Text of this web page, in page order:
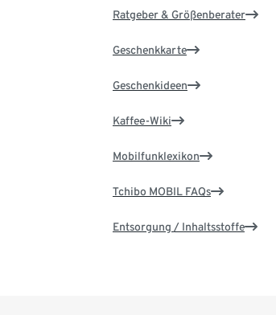
Ratgeber & Größenberater
Geschenkkarte
Geschenkideen
Kaffee-Wiki
Mobilfunklexikon
Tchibo MOBIL FAQs
Entsorgung / Inhaltsstoffe